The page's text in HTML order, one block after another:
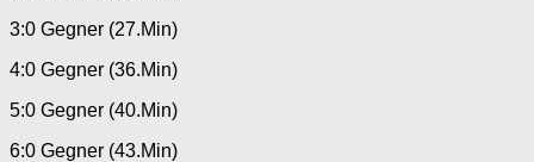
3:0 Gegner (27.Min)
4:0 Gegner (36.Min)
5:0 Gegner (40.Min)
6:0 Gegner (43.Min)